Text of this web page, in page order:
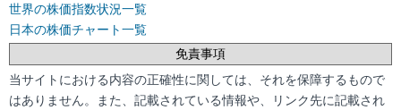
世界の株価指数状況一覧
日本の株価チャート一覧
免責事項
当サイトにおける内容の正確性に関しては、それを保障するもので
はありません。また、記載されている情報や、リンク先に記載され